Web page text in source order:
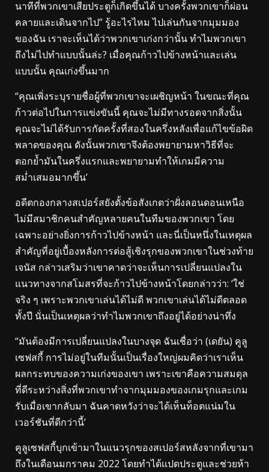
นาทีที่พวกเขาเสียประตูก็เกิดขึ้นได้ บางครั้งพวกเขาก็ผ่อน
คลายและเดินจากไป” รู้อะไรไหม ไปเล่นกันจากมุมมอง
ของฉัน เราจะเห็นได้ว่าพวกเขาเก่งกว่านั้น ทำไมพวกเขา
ถึงไม่ไปทำแบบนั้นล่ะ? เมื่อคุณก้าวไปข้างหน้าและเล่น
แบบนั้น คุณเก่งขึ้นมาก
“คุณเพิ่งระบุรายชื่อผู้ที่พวกเขาจะเผชิญหน้า ในขณะที่คุณ
ก้าวต่อไปในการแข่งขันนี้ คุณจะไม่มีทางรอดจากสิ่งนั้น
คุณจะไม่ได้รับการกัดครั้งที่สองในครึ่งหลังเพื่อแก้ไขข้อผิด
พลาดของคุณ ดังนั้นพวกเขาจึงต้องพยายามหาวิธีที่จะ
ตอกย้ำมันในครึ่งแรกและพยายามทำให้เกมมีความ
สม่ำเสมอมากขึ้น’
อดีตกองกลางสเปอร์สยังตั้งข้อสังเกตว่าฝั่งลอนดอนเหนือ
ไม่มีสมาชิกคนสำคัญหลายคนในทีมของพวกเขา โดย
เฉพาะอย่างยิ่งการก้าวไปข้างหน้า และนี่เป็นหนึ่งในเหตุผล
สำคัญที่อยู่เบื้องหลังการต่อสู้เชิงรุกของพวกเขาในช่วงท้าย
เจนัส กล่าวเสริมว่าเขาคาดว่าจะเห็นการเปลี่ยนแปลงใน
แนวทางจากสโมสรที่จะก้าวไปข้างหน้าโดยกล่าวว่า: ‘ใช่
จริง ๆ เพราะพวกเขาเล่นได้ไม่ดี พวกเขาเล่นได้ไม่ดีตลอด
ทั้งปี นั่นเป็นเหตุผลว่าทำไมพวกเขาถึงอยู่ได้อย่างน่าทึ่ง
“มันต้องมีการเปลี่ยนแปลงในบางจุด ฉันเชื่อว่า (เดยัน) คูลู
เซฟสกี้ การไม่อยู่ในทีมนั้นเป็นเรื่องใหญ่ผมคิดว่าเราเห็น
ผลกระทบของความเก่งของเขา เพราะเขาคือความสมดุล
ที่ดีระหว่างสิ่งที่พวกเขาทำจากมุมมองของเกมรุกและเกม
รับเมื่อเขากลับมา ฉันคาดหวังว่าจะได้เห็นท็อตแน่มใน
เวอร์ชันที่ดีกว่านี้’
คูลูเซฟสกี้บุกเข้ามาในแนวรุกของสเปอร์สหลังจากที่เขามา
ถึงในเดือนมกราคม 2022 โดยทำได้แปดประตูและช่วยห้า